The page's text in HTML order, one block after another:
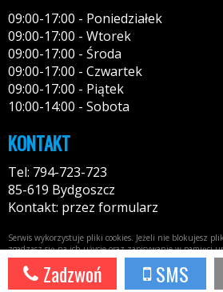
Zadzwoń SMS
09:00-17:00 - Poniedziałek
09:00-17:00 - Wtorek
09:00-17:00 - Środa
09:00-17:00 - Czwartek
09:00-17:00 - Piątek
10:00-14:00 - Sobota
KONTAKT
Tel: 794-723-723
85-619 Bydgoszcz
Kontakt: przez formularz
Serwis wykorzystuje pliki cookies. Jeżeli nie blokujesz
zgadzasz się na ich użycie oraz zapisywanie w pamięci
Więcej informacji wpolityce prywatności
Potrzebujesz taki portal? Napisz do nas!